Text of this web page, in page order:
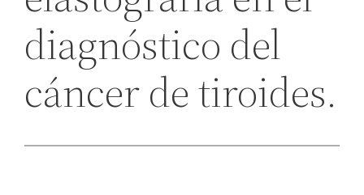
diagnóstico del
cáncer de tiroides.